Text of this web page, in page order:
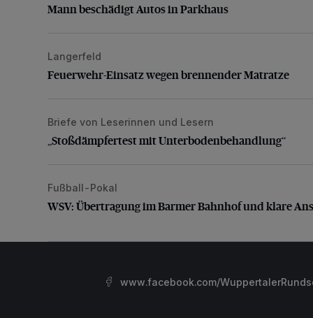
Mann beschädigt Autos in Parkhaus
Feuerwehr-Einsatz wegen brennender Matratze
Langerfeld
Feuerwehr-Einsatz wegen brennender Matratze
„Stoßdämpfertest mit Unterbodenbehandlung“
Briefe von Leserinnen und Lesern
„Stoßdämpfertest mit Unterbodenbehandlung“
WSV: Übertragung im Barmer Bahnhof und klare
Fußball-Pokal
WSV: Übertragung im Barmer Bahnhof und klare
www.facebook.com/